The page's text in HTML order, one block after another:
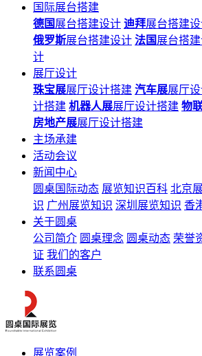
国际展台搭建
德国 展台搭建设计 迪拜展台搭建
俄罗斯展台搭建设计 法国 展台搭
计
展厅设计
珠宝展展厅设计搭建 汽车展展厅
计搭建 机器人展展厅设计搭建 物
房地产展展厅设计搭建
主场承建
活动会议
新闻中心
圆桌国际动态 展览知识百科 北京
识 广州展览知识 深圳展览知识 香
关于圆桌
公司简介 圆桌理念 圆桌动态 荣誉
证 我们的客户
联系圆桌
展览案例